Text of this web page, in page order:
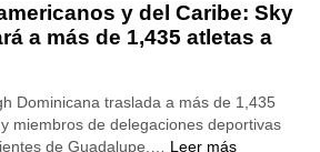
y del Caribe: Sky
a más de 1,435 atletas a
Dominicana traslada a más de 1,435
miembros de delegaciones deportivas
de Guadalupe,… Leer más